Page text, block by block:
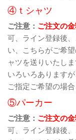
④ｔシャツ
ご注意： ご注文の
可、ライン登録後
い、こちらがご希
ャツを送りいたし
いろいろあります
ご指定ご希望の場
⑤パーカー
ご注意： ご注文の
可、ライン登録後